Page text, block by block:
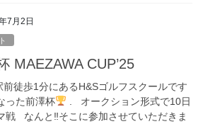
7月2日
MAEZAWA CUP’25
前徒歩1分にあるH&Sゴルフスクールです
った前澤杯
. オークション形式で10日
戦 なんと‼︎そこに参加させていただきま